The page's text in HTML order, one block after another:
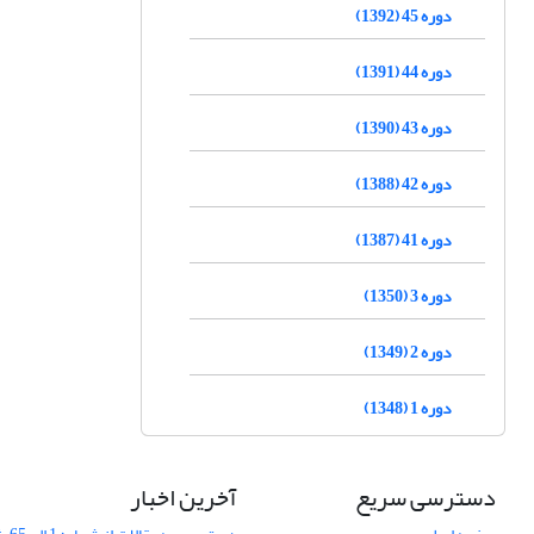
دوره 45 (1392)
دوره 44 (1391)
دوره 43 (1390)
دوره 42 (1388)
دوره 41 (1387)
دوره 3 (1350)
دوره 2 (1349)
دوره 1 (1348)
دسترسی سریع آخرین اخبار